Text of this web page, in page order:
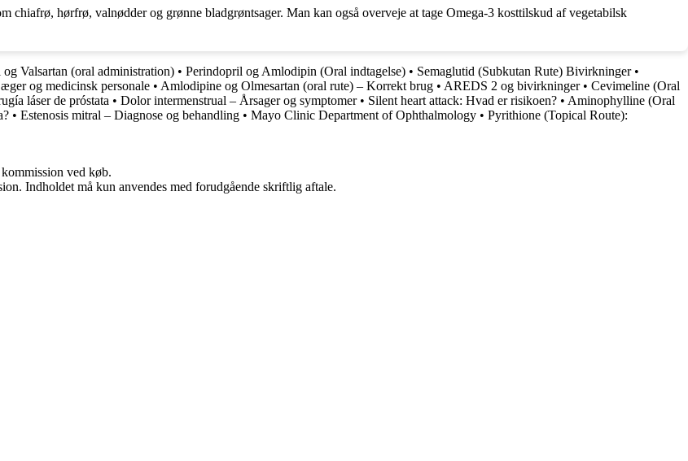
chiafrø, hørfrø, valnødder og grønne bladgrøntsager. Man kan også overveje at tage Omega-3 kosttilskud af vegetabilsk
og Valsartan (oral administration) • Perindopril og Amlodipin (Oral indtagelse) • Semaglutid (Subkutan Rute) Bivirkninger•
og medicinsk personale • Amlodipine og Olmesartan (oral rute) – Korrekt brug • AREDS 2 og bivirkninger• Cevimeline (Oral
láser de próstata • Dolor intermenstrual – Årsager og symptomer• Silent heart attack: Hvad er risikoen? • Aminophylline (Oral
• Estenosis mitral – Diagnose og behandling • Mayo Clinic Department of Ophthalmology • Pyrithione (Topical Route):
ved køb.
Indholdet må kun anvendes med forudgående skriftlig aftale.